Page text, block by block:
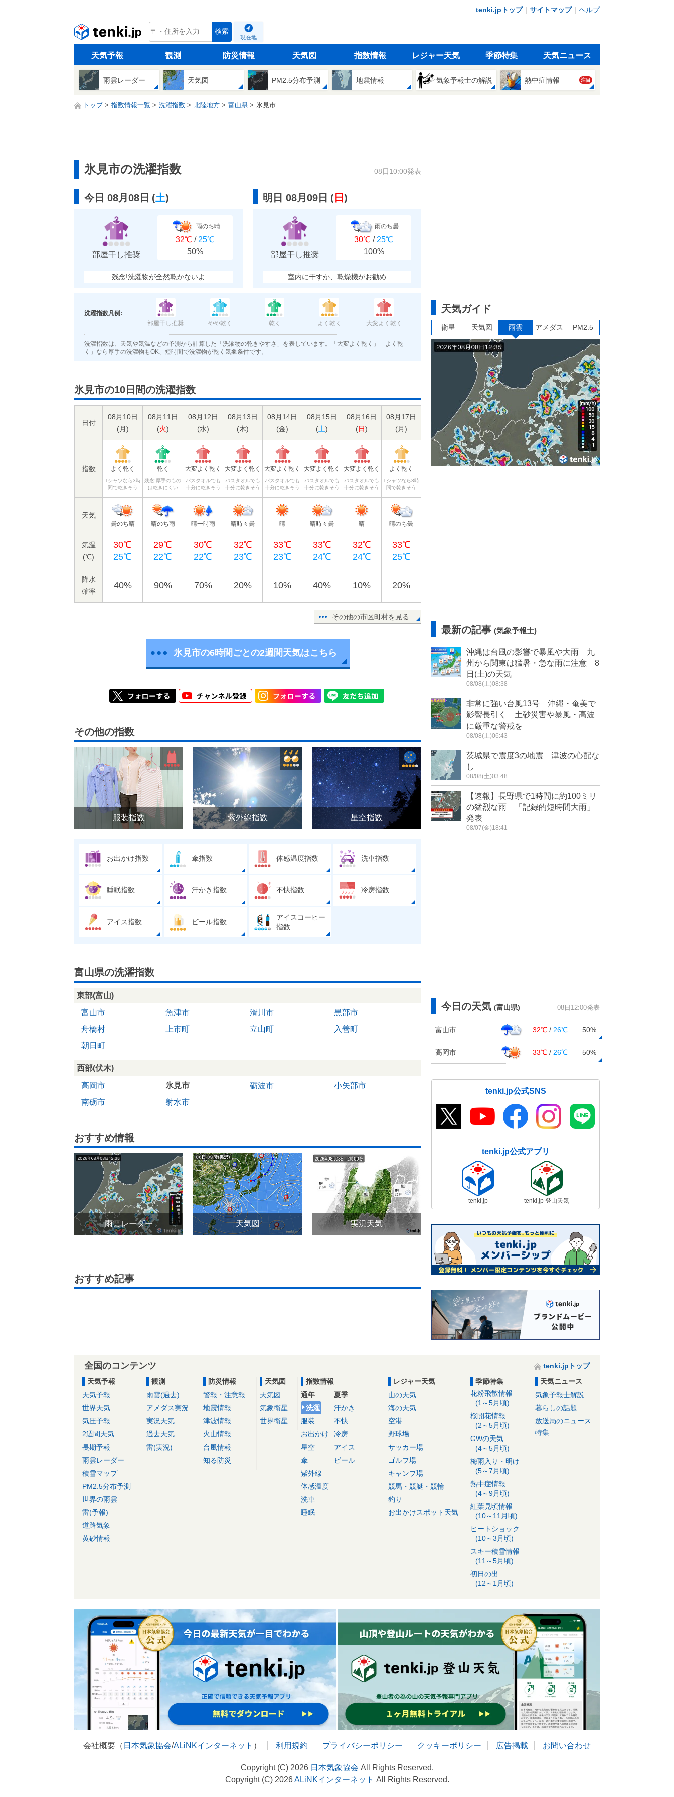
tenki.jpトップ｜ サイトマップ｜ ヘルプ
tenki.jp 検索
現在地
天気予報 観測 防災情報 天気図 指数情報 レジャー天気 季節特集 天気ニュース
雨雲レーダー 天気図 PM2.5分布予測 地震情報 気象予報士の解説 熱中症情報 注目
トップ 指数情報一覧 洗濯指数 北陸地方 富山県 氷見市
氷見市の洗濯指数 08日10:00発表
今日 08月08日 (土)
部屋干し推奨
雨のち晴
32℃ / 25℃
50%
残念!洗濯物が全然乾かないよ
明日 08月09日 ( 日 )
部屋干し推奨
雨のち曇
30℃ / 25℃
100%
室内に干すか、乾燥機がお勧め
洗濯指数凡例:
部屋干し推奨
やや乾く 乾く よく乾く 大変よく乾く
洗濯指数は、天気や気温などの予測から計算した「洗濯物の乾きやすさ」を表しています。「大変よく乾く」「よく乾
く」なら厚手の洗濯物もOK、短時間で洗濯物が乾く気象条件です。
氷見市の10日間の洗濯指数
日付
08月10日
(月)
08月11日
(火)
08月12日
(水)
08月13日
(木)
08月14日
(金)
08月15日
(土)
08月16日
(日)
08月17日
(月)
指数 よく乾く
Tシャツなら3時
間で乾きそう
乾く
残念!厚手のもの
は乾きにくい
大変よく乾く
バスタオルでも
十分に乾きそう
大変よく乾く
バスタオルでも
十分に乾きそう
大変よく乾く
バスタオルでも
十分に乾きそう
大変よく乾く
バスタオルでも
十分に乾きそう
大変よく乾く
バスタオルでも
十分に乾きそう
よく乾く
Tシャツなら3時
間で乾きそう
天気
曇のち晴 晴のち雨 晴一時雨 晴時々曇 晴 晴時々曇 晴 晴のち曇
気温
(℃)
30℃
25℃
29℃
22℃
30℃
22℃
32℃
23℃
33℃
23℃
33℃
24℃
32℃
24℃
33℃
25℃
降水
確率
40% 90% 70% 20% 10% 40% 10% 20%
その他の市区町村を見る
氷見市の6時間ごとの2週間天気はこちら
その他の指数
服装指数 紫外線指数 星空指数
お出かけ指数 傘指数 体感温度指数 洗車指数
睡眠指数 汗かき指数 不快指数 冷房指数
アイス指数 ビール指数
アイスコーヒー
指数
富山県の洗濯指数
東部(富山)
富山市
魚津市 滑川市
黒部市
舟橋村
上市町 立山町
入善町
朝日町
西部(伏木)
高岡市
氷見市 砺波市
小矢部市
南砺市
射水市
おすすめ情報
雨雲レーダー 天気図 実況天気
おすすめ記事
天気ガイド
衛星 天気図 雨雲 アメダス PM2.5
最新の記事 (気象予報士)
沖縄は台風の影響で暴風や大雨 九
州から関東は猛暑・急な雨に注意 8
日(土)の天気
08/08(土)08:38
非常に強い台風13号 沖縄・奄美で
影響長引く 土砂災害や暴風・高波
に厳重な警戒を
08/08(土)06:43
茨城県で震度3の地震 津波の心配な
し
08/08(土)03:48
【速報】長野県で1時間に約100ミリ
の猛烈な雨 「記録的短時間大雨」
発表
08/07(金)18:41
今日の天気 (富山県) 08日12:00発表
富山市 32℃ / 26℃ 50%
高岡市 33℃ / 26℃ 50%
tenki.jp公式SNS
tenki.jp公式アプリ
tenki.jp tenki.jp 登山天気
全国のコンテンツ
tenki.jpトップ
天気予報
天気予報
世界天気
気圧予報
2週間天気
長期予報
雨雲レーダー
積雪マップ
PM2.5分布予測
世界の雨雲
雷(予報)
道路気象
黄砂情報
観測
雨雲(過去)
アメダス実況
実況天気
過去天気
雷(実況)
防災情報
警報・注意報
地震情報
津波情報
火山情報
台風情報
知る防災
天気図
天気図
気象衛星
世界衛星
指数情報
通年
洗濯
服装
お出かけ
星空
傘
紫外線
体感温度
洗車
睡眠
夏季
汗かき
不快
冷房
アイス
ビール
レジャー天気
山の天気
海の天気
空港
野球場
サッカー場
ゴルフ場
キャンプ場
競馬・競艇・競輪
釣り
お出かけスポット天気
季節特集
花粉飛散情報
(1～5月頃)
桜開花情報
(2～5月頃)
GWの天気
(4～5月頃)
梅雨入り・明け
(5～7月頃)
熱中症情報
(4～9月頃)
紅葉見頃情報
(10～11月頃)
ヒートショック
(10～3月頃)
スキー積雪情報
(11～5月頃)
初日の出
(12～1月頃)
天気ニュース
気象予報士解説
暮らしの話題
放送局のニュース
特集
会社概要（ 日本気象協会/ALiNKインターネット ） 利用規約 プライバシーポリシー クッキーポリシー 広告掲載 お問い合わせ
Copyright (C) 2026 日本気象協会 All Rights Reserved.
Copyright (C) 2026ALiNKインターネット All Rights Reserved.